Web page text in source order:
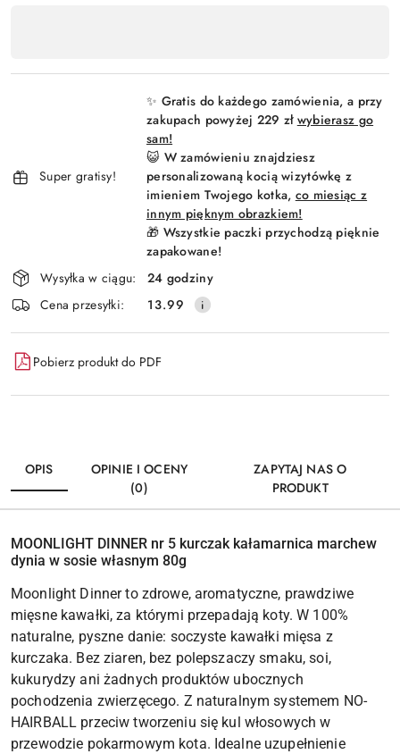
płatność
Super gratisy!
✨ Gratis do każdego zamówienia, a przy
zakupach powyżej 229 zł wybierasz go
sam!
😺 W zamówieniu znajdziesz
personalizowaną kocią wizytówkę z
imieniem Twojego kotka, co miesiąc z
innym pięknym obrazkiem!
🎁 Wszystkie paczki przychodzą pięknie
zapakowane!
Wysyłka w ciągu:
24 godziny
Cena przesyłki:
13.99
Pobierz produkt do PDF
OPIS
OPINIE I OCENY
(0)
ZAPYTAJ NAS O
PRODUKT
MOONLIGHT DINNER nr 5 kurczak kałamarnica marchew
dynia w sosie własnym 80g
Moonlight Dinner to zdrowe, aromatyczne, prawdziwe
mięsne kawałki, za którymi przepadają koty. W 100%
naturalne, pyszne danie: soczyste kawałki mięsa z
kurczaka. Bez ziaren, bez polepszaczy smaku, soi,
kukurydzy ani żadnych produktów ubocznych
pochodzenia zwierzęcego. Z naturalnym systemem NO-
HAIRBALL przeciw tworzeniu się kul włosowych w
przewodzie pokarmowym kota. Idealne uzupełnienie